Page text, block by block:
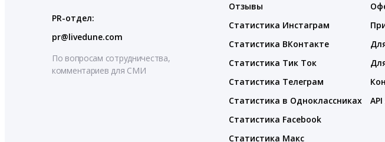
PR-отдел:
pr@livedune.com
По вопросам сотрудничества,
комментариев для СМИ
Отзывы
Статистика Инстаграм
Статистика ВКонтакте
Статистика Тик Ток
Статистика Телеграм
Статистика в Одноклассниках
Статистика Facebook
Статистика Макс